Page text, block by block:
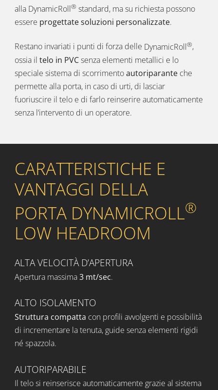
alla DynamicRoll® standard, ma su richiesta possono
essere progettate soluzioni personalizzate.
Restano invariati i punti di forza delle DynamicRoll®,
ossia il telo in PVCsenza elementi metallici e lo
speciale sistema di scorrimentoautoriparante che
permette alla porta, in caso di urti, di lasciar
fuoriuscire il telo e di farlo reinserire automaticamente
senza l’intervento di un operatore.
CARATTERISTICHE E
VANTAGGI DELLA
PORTA DYNAMICROLL®
LOW HEADROOM
ALTA VELOCITÀ D’APERTURA
Apertura massima3 mt/sec.
ALTO ISOLAMENTO
Struttura compatta con profili avvolgenti e possibilità
di incrementare la tenuta, guide senza elementi rigidi
né spazzola.
AUTORIPARABILE
Il telo si reinserisce automaticamente grazie al sistema